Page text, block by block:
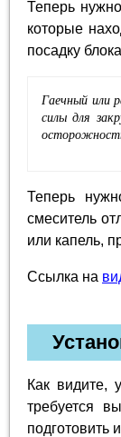
Теперь
которые
посадку
Гаечный или
силы для
Теперь
смеситель
или капель,
Ссылка на
Как видите,
требуется
подготовить